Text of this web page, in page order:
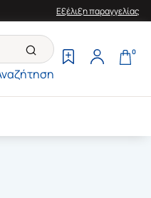
Εξέλιξη παραγγελίας
0